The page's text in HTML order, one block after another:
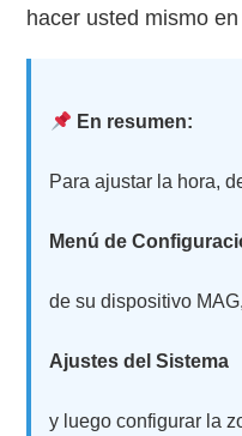
hacer usted mismo
En resumen:
Para ajustar la hora,
Menú de
de su dispositivo
Ajustes del Sistema
y luego configurar la